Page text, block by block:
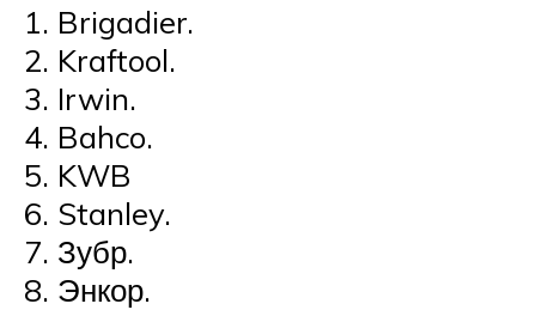
Brigadier.
Kraftool.
Irwin.
Bahco.
KWB
Stanley.
Зубр.
Энкор.